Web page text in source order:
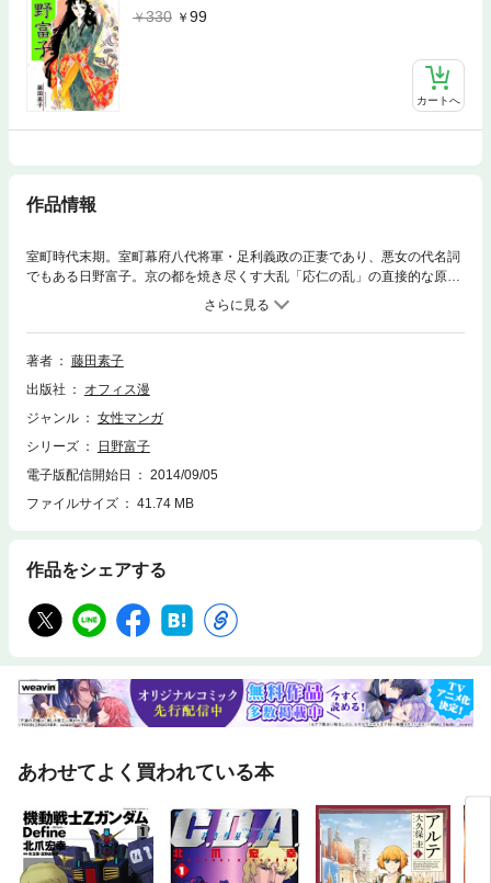
330
99
カートへ
作品情報
室町時代末期。室町幕府八代将軍・足利義政の正妻であり、悪女の代名詞
でもある日野富子。京の都を焼き尽くす大乱「応仁の乱」の直接的な原因
を作ったとされる美女の野望とはいったい何だったのか？ 悪女として語
り継がれてきた日野富子を、女性、妻、そして母の目線からつづった意欲
作。その悲しみの後ろ姿は、誰にも見えなかった……。
著者
藤田素子
出版社
オフィス漫
ジャンル
女性マンガ
シリーズ
日野富子
電子版配信開始日
2014/09/05
ファイルサイズ
41.74 MB
作品をシェアする
あわせてよく買われている本